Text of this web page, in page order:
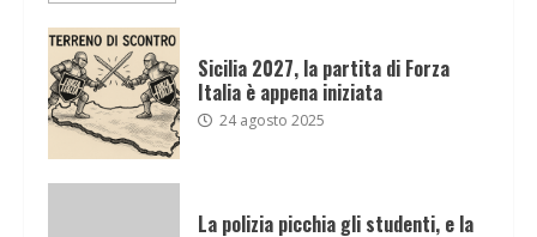
Sicilia 2027, la partita di Forza
Italia è appena iniziata
24 agosto 2025
La polizia picchia gli studenti, e la